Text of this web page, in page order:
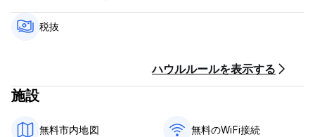
税抜
ハウルルールを表示する
施設
無料市内地図 無料のWiFi接続